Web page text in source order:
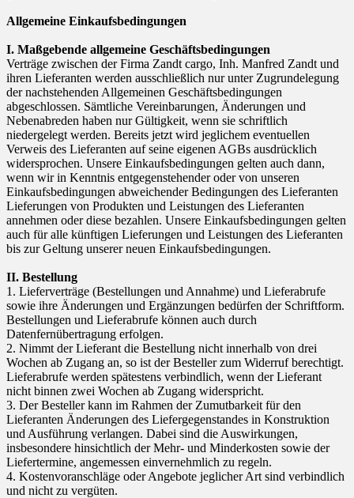
Allgemeine Einkaufsbedingungen
I. Maßgebende allgemeine Geschäftsbedingungen
Verträge zwischen der Firma Zandt cargo, Inh. Manfred Zandt und
ihren Lieferanten werden ausschließlich nur unter Zugrundelegung
der nachstehenden Allgemeinen Geschäftsbedingungen
abgeschlossen. Sämtliche Vereinbarungen, Änderungen und
Nebenabreden haben nur Gültigkeit, wenn sie schriftlich
niedergelegt werden. Bereits jetzt wird jeglichem eventuellen
Verweis des Lieferanten auf seine eigenen AGBs ausdrücklich
widersprochen. Unsere Einkaufsbedingungen gelten auch dann,
wenn wir in Kenntnis entgegenstehender oder von unseren
Einkaufsbedingungen abweichender Bedingungen des Lieferanten
Lieferungen von Produkten und Leistungen des Lieferanten
annehmen oder diese bezahlen. Unsere Einkaufsbedingungen gelten
auch für alle künftigen Lieferungen und Leistungen des Lieferanten
bis zur Geltung unserer neuen Einkaufsbedingungen.
II. Bestellung
1. Lieferverträge (Bestellungen und Annahme) und Lieferabrufe
sowie ihre Änderungen und Ergänzungen bedürfen der Schriftform.
Bestellungen und Lieferabrufe können auch durch
Datenfernübertragung erfolgen.
2. Nimmt der Lieferant die Bestellung nicht innerhalb von drei
Wochen ab Zugang an, so ist der Besteller zum Widerruf berechtigt.
Lieferabrufe werden spätestens verbindlich, wenn der Lieferant
nicht binnen zwei Wochen ab Zugang widerspricht.
3. Der Besteller kann im Rahmen der Zumutbarkeit für den
Lieferanten Änderungen des Liefergegenstandes in Konstruktion
und Ausführung verlangen. Dabei sind die Auswirkungen,
insbesondere hinsichtlich der Mehr- und Minderkosten sowie der
Liefertermine, angemessen einvernehmlich zu regeln.
4. Kostenvoranschläge oder Angebote jeglicher Art sind verbindlich
und nicht zu vergüten.